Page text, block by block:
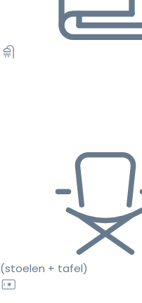
(stoelen + tafel)